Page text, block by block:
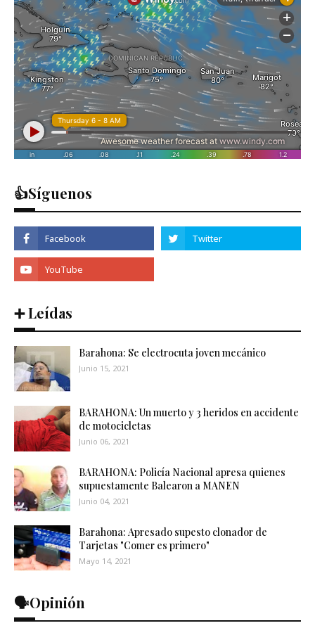
👍Síguenos
➕ Leídas
Barahona: Se electrocuta joven mecánico
Junio 15, 2021
BARAHONA: Un muerto y 3 heridos en accidente
de motocicletas
Junio 06, 2021
BARAHONA: Policía Nacional apresa quienes
supuestamente Balearon a MANEN
Junio 04, 2021
Barahona: Apresado supesto clonador de
Tarjetas "Comer es primero"
Mayo 14, 2021
🗣️Opinión